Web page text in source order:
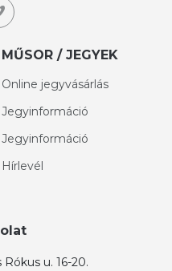
MŰSOR / JEGYEK
Online jegyvásárlás
Jegyinformáció
Jegyinformáció
Hírlevél
u. 16-20.